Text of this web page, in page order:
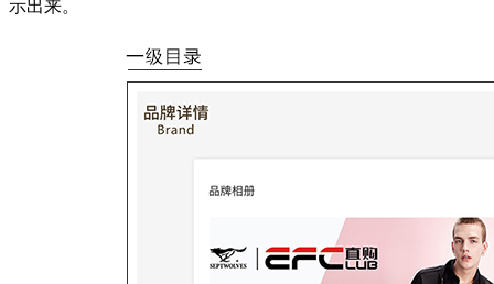
示出来。